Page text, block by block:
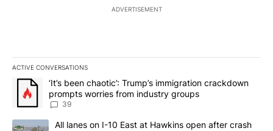
ADVERTISEMENT
ACTIVE CONVERSATIONS
The following is a list of the most commented articles in the last
A trending article titled "‘It’s been chaotic’: Trump’s
‘It’s been chaotic’: Trump’s immigration crackdown
prompts worries from industry groups
39
A trending article titled "All lanes on I-10 East at Hawkins open
All lanes on I-10 East at Hawkins open after crash